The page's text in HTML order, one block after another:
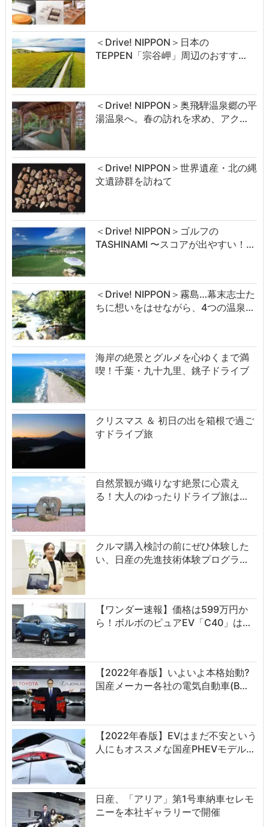
＜Drive! NIPPON＞日本の
TEPPEN「宗谷岬」周辺のおすす…
＜Drive! NIPPON＞奥飛騨温泉郷の平
湯温泉へ。春の訪れを求め、アク…
＜Drive! NIPPON＞世界遺産・北の縄
文遺跡群を訪ねて
＜Drive! NIPPON＞ゴルフの
TASHINAMI 〜スコアが出やすい！…
＜Drive! NIPPON＞霧島…幕末志士た
ちに想いをはせながら、4つの温泉…
海岸の絶景とグルメを心ゆくまで満
喫！千葉・九十九里、銚子ドライブ
クリスマス ＆ 初日の出を箱根で過ご
すドライブ旅
自然景観が織りなす絶景に心震え
る！大人のゆったりドライブ旅は…
クルマ購入検討の前にぜひ体験した
い、日産の先進技術体験プログラ…
【ワンダー速報】価格は599万円か
ら！ボルボのピュアEV「C40」は…
【2022年春版】いよいよ本格始動?
国産メーカー各社の電気自動車(B…
【2022年春版】EVはまだ不安という
人にもオススメな国産PHEVモデル…
日産、「アリア」第1号車納車セレモ
ニーを本社ギャラリーで開催